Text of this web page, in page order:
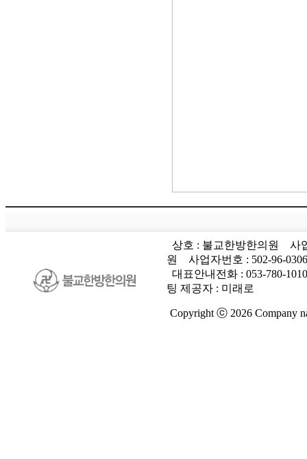
상호 : 불교한방한의원
사
원
사업자번호 : 502-96-
대표안내전화 : 053-780-1010
팅 제공자 : 미래로
Copyright ⓒ 2026 Company